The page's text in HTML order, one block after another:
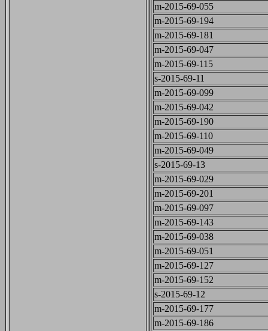
m-2015-69-055
m-2015-69-194
m-2015-69-181
m-2015-69-047
m-2015-69-115
s-2015-69-11
m-2015-69-099
m-2015-69-042
m-2015-69-190
m-2015-69-110
m-2015-69-049
s-2015-69-13
m-2015-69-029
m-2015-69-201
m-2015-69-097
m-2015-69-143
m-2015-69-038
m-2015-69-051
m-2015-69-127
m-2015-69-152
s-2015-69-12
m-2015-69-177
m-2015-69-186